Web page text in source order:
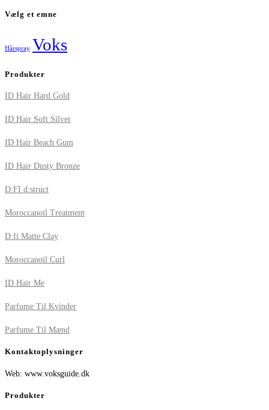
Vælg et emne
Hårspray Voks
Produkter
ID Hair Hard Gold
ID Hair Soft Silver
ID Hair Beach Gum
ID Hair Dusty Bronze
D:FI d:struct
Moroccanoil Treatment
D:fi Matte Clay
Moroccanoil Curl
ID Hair Me
Parfume Til Kvinder
Parfume Til Mænd
Kontaktoplysninger
Web: www.voksguide.dk
Produkter